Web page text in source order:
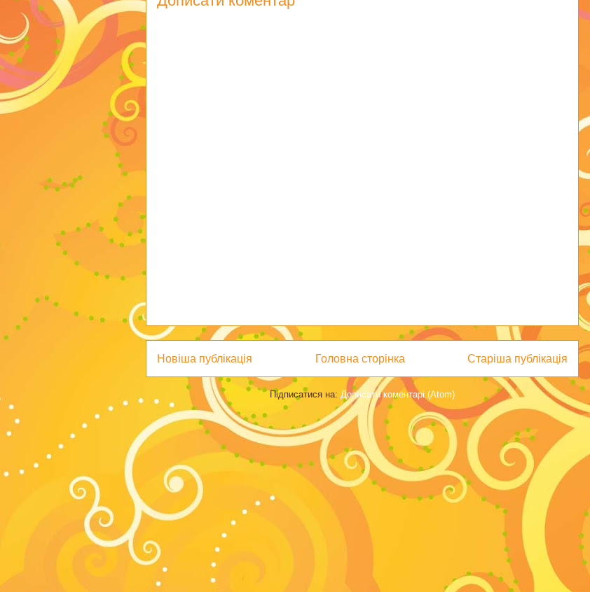
Новіша публікація Старіша публікація
Головна сторінка
Підписатися на: Дописати коментарі (Atom)